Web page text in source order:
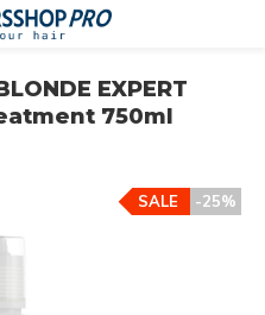
EXPERT
750ml
-25%
SALE